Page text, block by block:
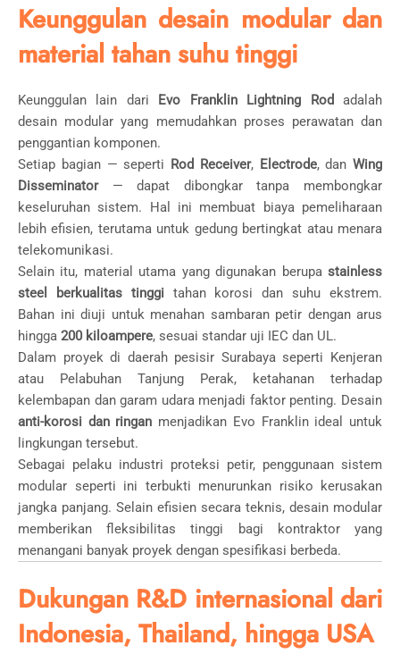
Keunggulan desain modular dan
material tahan suhu tinggi
Keunggulan lain dari Evo Franklin Lightning Rod adalah
desain modular yang memudahkan proses perawatan dan
penggantian komponen.
Setiap bagian — seperti Rod Receiver, Electrode, dan Wing
Disseminator— dapat dibongkar tanpa membongkar
keseluruhan sistem. Hal ini membuat biaya pemeliharaan
lebih efisien, terutama untuk gedung bertingkat atau menara
telekomunikasi.
Selain itu, material utama yang digunakan berupa stainless
steel berkualitas tinggi tahan korosi dan suhu ekstrem.
Bahan ini diuji untuk menahan sambaran petir dengan arus
hingga 200 kiloampere, sesuai standar uji IEC dan UL.
Dalam proyek di daerah pesisir Surabaya seperti Kenjeran
atau Pelabuhan Tanjung Perak, ketahanan terhadap
kelembapan dan garam udara menjadi faktor penting. Desain
anti-korosi dan ringan menjadikan Evo Franklin ideal untuk
lingkungan tersebut.
Sebagai pelaku industri proteksi petir, penggunaan sistem
modular seperti ini terbukti menurunkan risiko kerusakan
jangka panjang. Selain efisien secara teknis, desain modular
memberikan fleksibilitas tinggi bagi kontraktor yang
menangani banyak proyek dengan spesifikasi berbeda.
Dukungan R&D internasional dari
Indonesia, Thailand, hingga USA